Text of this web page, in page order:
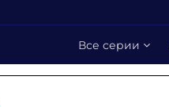
Все серии